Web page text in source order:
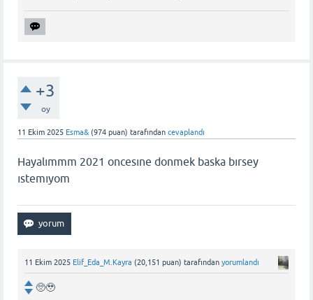
+3
oy
11 Ekim 2025 Esma& (974 puan) tarafından cevaplandı
Hayalımmm 2021 oncesıne donmek baska bırsey
ıstemıyom
11 Ekim 2025 Elif_Eda_M.Kayra (20,151 puan) tarafından yorumlandı
🥺🥹